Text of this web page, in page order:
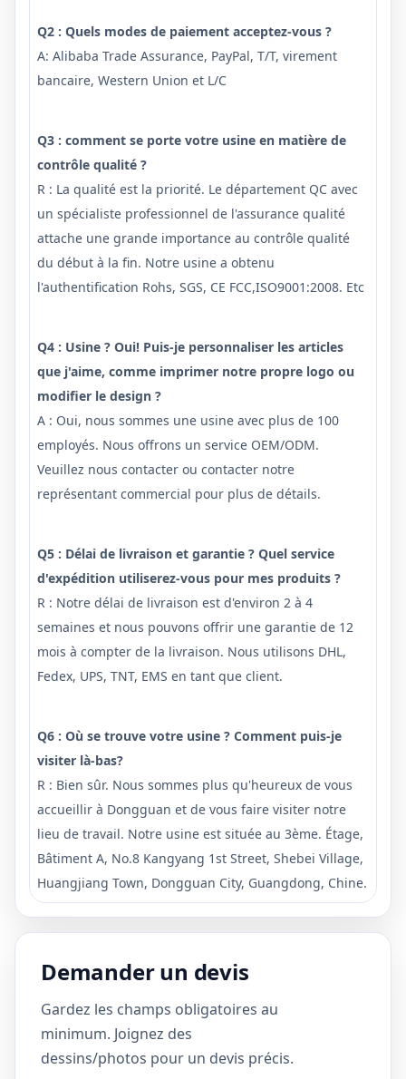
Q2 : Quels modes de paiement acceptez-vous ?
A: Alibaba Trade Assurance, PayPal, T/T, virement
bancaire, Western Union et L/C
Q3 : comment se porte votre usine en matière de
contrôle qualité ?
R : La qualité est la priorité. Le département QC avec
un spécialiste professionnel de l'assurance qualité
attache une grande importance au contrôle qualité
du début à la fin. Notre usine a obtenu
l'authentification Rohs, SGS, CE FCC,ISO9001:2008. Etc
Q4 : Usine ? Oui! Puis-je personnaliser les articles
que j'aime, comme imprimer notre propre logo ou
modifier le design ?
A : Oui, nous sommes une usine avec plus de 100
employés. Nous offrons un service OEM/ODM.
Veuillez nous contacter ou contacter notre
représentant commercial pour plus de détails.
Q5 : Délai de livraison et garantie ? Quel service
d'expédition utiliserez-vous pour mes produits ?
R : Notre délai de livraison est d'environ 2 à 4
semaines et nous pouvons offrir une garantie de 12
mois à compter de la livraison. Nous utilisons DHL,
Fedex, UPS, TNT, EMS en tant que client.
Q6 : Où se trouve votre usine ? Comment puis-je
visiter là-bas?
R : Bien sûr. Nous sommes plus qu'heureux de vous
accueillir à Dongguan et de vous faire visiter notre
lieu de travail. Notre usine est située au 3ème. Étage,
Bâtiment A, No.8 Kangyang 1st Street, Shebei Village,
Huangjiang Town, Dongguan City, Guangdong, Chine.
Demander un devis
Gardez les champs obligatoires au
minimum. Joignez des
dessins/photos pour un devis précis.